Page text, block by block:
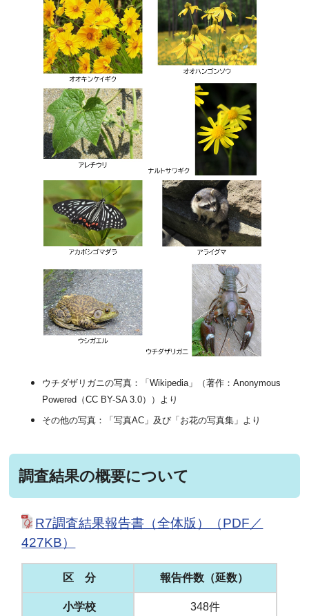
ウチダザリガニの写真：「Wikipedia」（著作：Anonymous
Powered（CC BY-SA 3.0））より
その他の写真：「写真AC」及び「お花の写真集」より
調査結果の概要について
R7調査結果報告書（全体版）（PDF／
427KB）
区 分 報告件数（延数）
小学校 348件